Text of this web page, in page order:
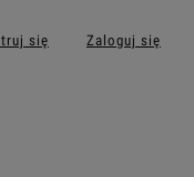
się Zaloguj się